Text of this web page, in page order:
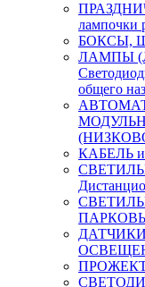
лампочки
БОКСЫ,
ЛАМПЫ
общего
КАБЕЛЬ